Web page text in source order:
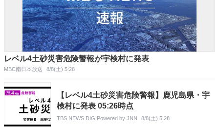
レベル4土砂災害危険警報が宇検村に発表
MBC南日本放送 8/8(土) 5:28
【レベル4土砂災害危険警報】鹿児島県・宇
検村に発表 05:26時点
TBS NEWS DIG Powered by JNN 8/8(土) 5:28